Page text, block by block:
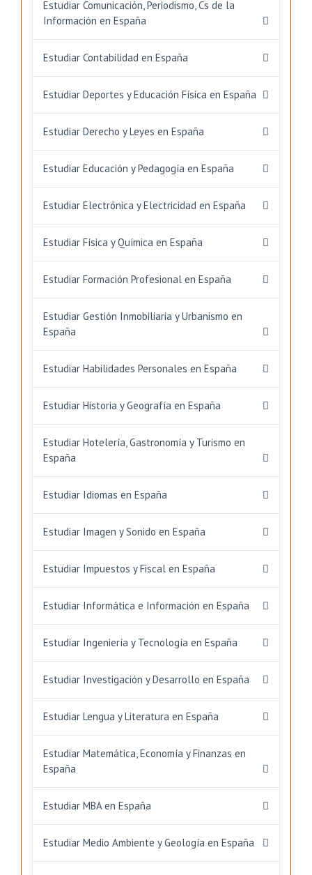
Estudiar Comunicación, Periodismo, Cs de la
Información en España
Estudiar Contabilidad en España
Estudiar Deportes y Educación Física en España
Estudiar Derecho y Leyes en España
Estudiar Educación y Pedagogía en España
Estudiar Electrónica y Electricidad en España
Estudiar Física y Química en España
Estudiar Formación Profesional en España
Estudiar Gestión Inmobiliaria y Urbanismo en
España
Estudiar Habilidades Personales en España
Estudiar Historia y Geografía en España
Estudiar Hotelería, Gastronomía y Turismo en
España
Estudiar Idiomas en España
Estudiar Imagen y Sonido en España
Estudiar Impuestos y Fiscal en España
Estudiar Informática e Información en España
Estudiar Ingeniería y Tecnología en España
Estudiar Investigación y Desarrollo en España
Estudiar Lengua y Literatura en España
Estudiar Matemática, Economía y Finanzas en
España
Estudiar MBA en España
Estudiar Medio Ambiente y Geología en España